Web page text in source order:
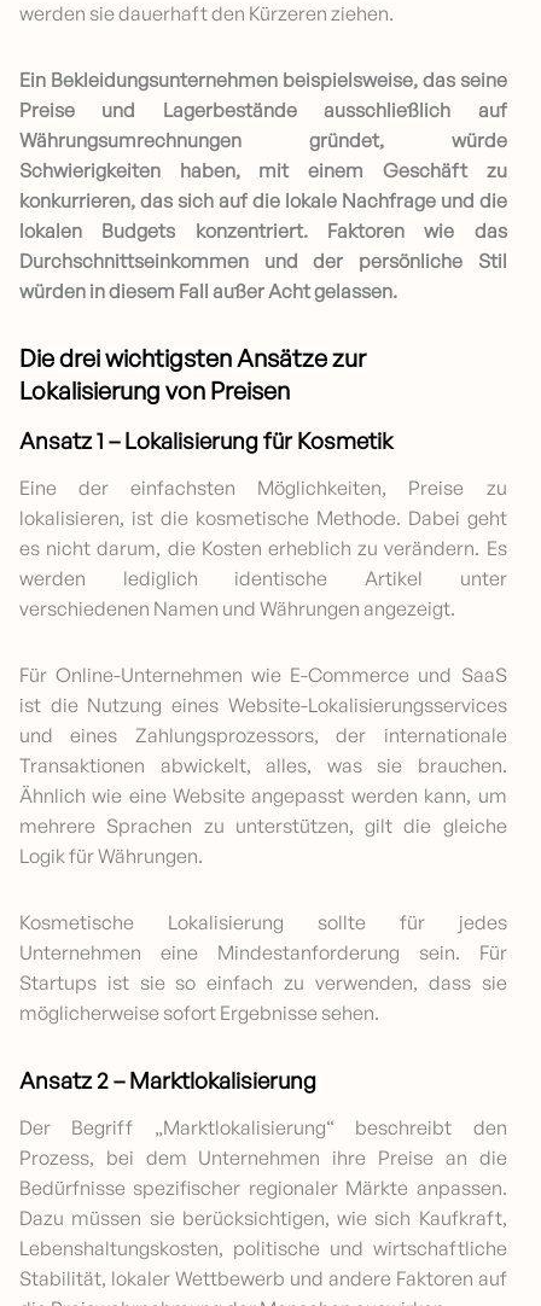
werden sie dauerhaft den Kürzeren ziehen.
Ein Bekleidungsunternehmen beispielsweise, das seine
Preise und Lagerbestände ausschließlich auf
Währungsumrechnungen gründet, würde
Schwierigkeiten haben, mit einem Geschäft zu
konkurrieren, das sich auf die lokale Nachfrage und die
lokalen Budgets konzentriert. Faktoren wie das
Durchschnittseinkommen und der persönliche Stil
würden in diesem Fall außer Acht gelassen.
Die drei wichtigsten Ansätze zur
Lokalisierung von Preisen
Ansatz 1 – Lokalisierung für Kosmetik
Eine der einfachsten Möglichkeiten, Preise zu
lokalisieren, ist die kosmetische Methode. Dabei geht
es nicht darum, die Kosten erheblich zu verändern. Es
werden lediglich identische Artikel unter
verschiedenen Namen und Währungen angezeigt.
Für Online-Unternehmen wie E-Commerce und SaaS
ist die Nutzung eines Website-Lokalisierungsservices
und eines Zahlungsprozessors, der internationale
Transaktionen abwickelt, alles, was sie brauchen.
Ähnlich wie eine Website angepasst werden kann, um
mehrere Sprachen zu unterstützen, gilt die gleiche
Logik für Währungen.
Kosmetische Lokalisierung sollte für jedes
Unternehmen eine Mindestanforderung sein. Für
Startups ist sie so einfach zu verwenden, dass sie
möglicherweise sofort Ergebnisse sehen.
Ansatz 2 – Marktlokalisierung
Der Begriff „Marktlokalisierung“ beschreibt den
Prozess, bei dem Unternehmen ihre Preise an die
Bedürfnisse spezifischer regionaler Märkte anpassen.
Dazu müssen sie berücksichtigen, wie sich Kaufkraft,
Lebenshaltungskosten, politische und wirtschaftliche
Stabilität, lokaler Wettbewerb und andere Faktoren auf